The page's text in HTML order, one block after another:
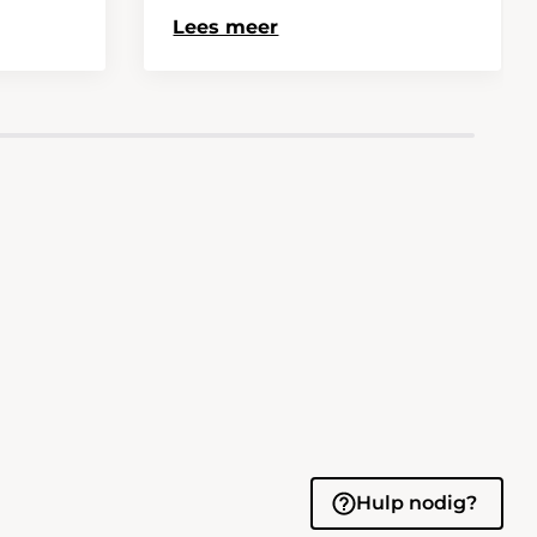
Lees meer
Hulp nodig?